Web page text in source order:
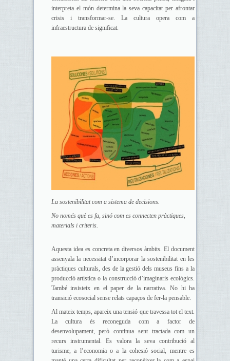
interpreta el món determina la seva capacitat per afrontar
crisis i transformar-se. La cultura opera com a
infraestructura de significat.
La sostenibilitat com a sistema de decisions.
No només què es fa, sinó com es connecten pràctiques,
materials i criteris.
Aquesta idea es concreta en diversos àmbits. El document
assenyala la necessitat d’incorporar la sostenibilitat en les
pràctiques culturals, des de la gestió dels museus fins a la
producció artística o la construcció d’imaginaris ecològics.
També insisteix en el paper de la narrativa. No hi ha
transició ecosocial sense relats capaços de fer-la pensable.
Al mateix temps, apareix una tensió que travessa tot el text.
La cultura és reconeguda com a factor de
desenvolupament, però continua sent tractada com un
recurs instrumental. Es valora la seva contribució al
turisme, a l’economia o a la cohesió social, mentre es